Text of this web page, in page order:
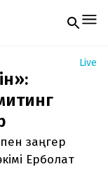
email
Live
заңгер
Ерболат